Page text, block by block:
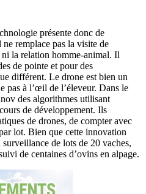
présente donc de
remplace pas la visite de
ni la relation homme-animal. Il
de pointe et pour des
différent. Le drone est bien un
pas à l’œil de l’éleveur. Dans le
des algorithmes utilisant
de développement. Ils
de drones, de compter avec
lot. Bien que cette innovation
de lots de 20 vaches,
de centaines d’ovins en alpage.